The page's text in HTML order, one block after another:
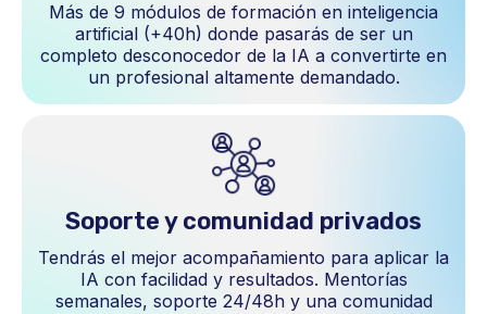
Más de 9 módulos de formación en inteligencia
artificial (+40h) donde pasarás de ser un
completo desconocedor de la IA a convertirte en
un profesional altamente demandado.
Soporte y comunidad privados
Tendrás el mejor acompañamiento para aplicar la
IA con facilidad y resultados. Mentorías
semanales, soporte 24/48h y una comunidad